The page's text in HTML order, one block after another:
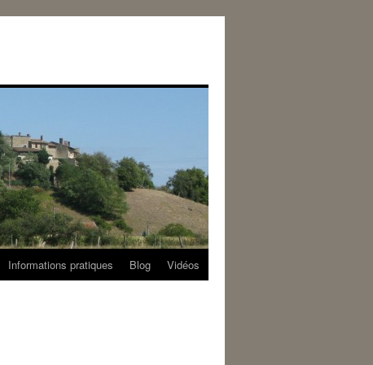
Informations pratiques Blog Vidéos